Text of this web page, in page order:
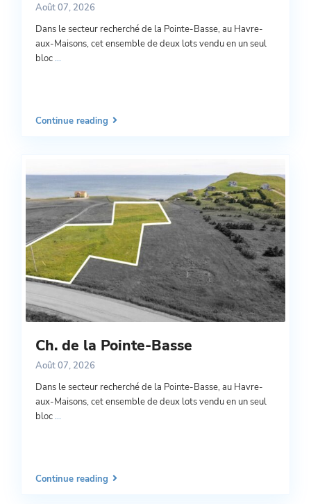
Août 07, 2026
Dans le secteur recherché de la Pointe-Basse, au Havre-
aux-Maisons, cet ensemble de deux lots vendu en un seul
bloc...
Continue reading
Ch. de la Pointe-Basse
Août 07, 2026
Dans le secteur recherché de la Pointe-Basse, au Havre-
aux-Maisons, cet ensemble de deux lots vendu en un seul
bloc...
Continue reading